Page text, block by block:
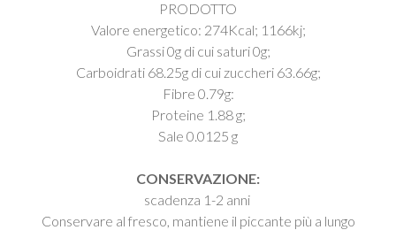
PRODOTTO
Valore energetico: 274Kcal; 1166kj;
Grassi 0g di cui saturi 0g;
Carboidrati 68.25g di cui zuccheri 63.66g;
Fibre 0.79g:
Proteine 1.88 g;
Sale 0.0125 g
CONSERVAZIONE:
scadenza 1-2 anni
Conservare al fresco, mantiene il piccante più a lungo